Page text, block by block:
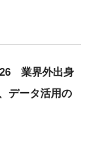
業界外出身
データ活用の